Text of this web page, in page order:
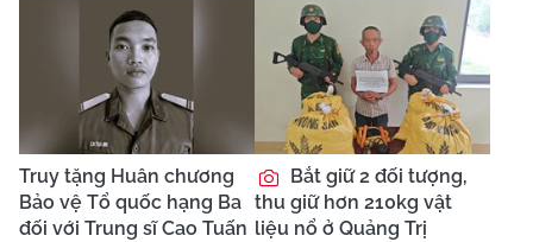
Truy tặng Huân chương
Bảo vệ Tổ quốc hạng Ba
đối với Trung sĩ Cao Tuấn
Bắt giữ 2 đối tượng,
thu giữ hơn 210kg vật
liệu nổ ở Quảng Trị